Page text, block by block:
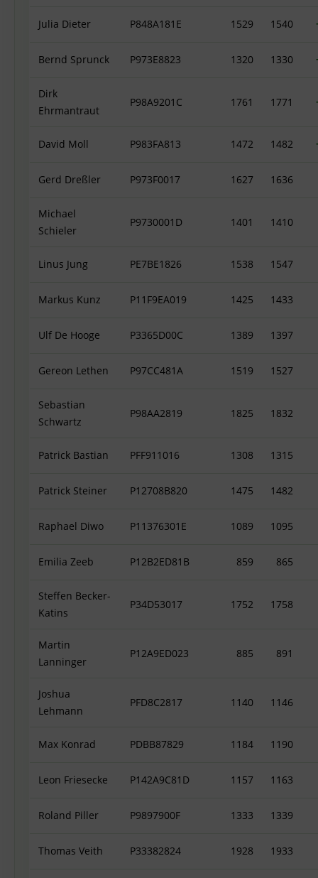
Julia Dieter P848A181E 1529 1540
Bernd Sprunck P973E8823 1320 1330
Dirk
Ehrmantraut
P98A9201C 1761 1771
David Moll P983FA813 1472 1482
Gerd Dreßler P973F0017 1627 1636
Michael
Schieler
P9730001D 1401 1410
Linus Jung PE7BE1826 1538 1547
Markus Kunz P11F9EA019 1425 1433
Ulf De Hooge P3365D00C 1389 1397
Gereon Lethen P97CC481A 1519 1527
Sebastian
Schwartz
P98AA2819 1825 1832
Patrick Bastian PFF911016 1308 1315
Patrick Steiner P12708B820 1475 1482
Raphael Diwo P11376301E 1089 1095
Emilia Zeeb P12B2ED81B 859 865
Steffen Becker-
Katins
P34D53017 1752 1758
Martin
Lanninger
P12A9ED023 885 891
Joshua
Lehmann
PFD8C2817 1140 1146
Max Konrad PDBB87829 1184 1190
Leon Friesecke P142A9C81D 1157 1163
Roland Piller P9897900F 1333 1339
Thomas Veith P33382824 1928 1933